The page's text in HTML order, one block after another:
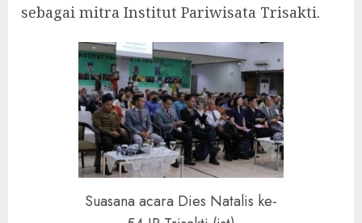
sebagai mitra Institut Pariwisata Trisakti.
Suasana acara Dies Natalis ke-